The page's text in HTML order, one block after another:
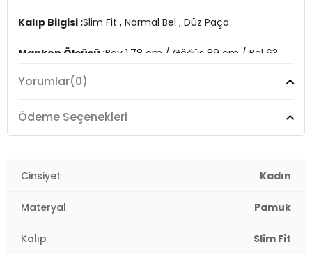
Kalıp Bilgisi :Slim Fit , Normal Bel , Düz Paça
Manken Ölçüsü :Boy 1.78 cm / Göğüs 89 cm / Bel 63
2DY668Y5121.135
Yorumlar(0)
Ödeme Seçenekleri
Cinsiyet Kadın
Materyal Pamuk
Kalıp Slim Fit